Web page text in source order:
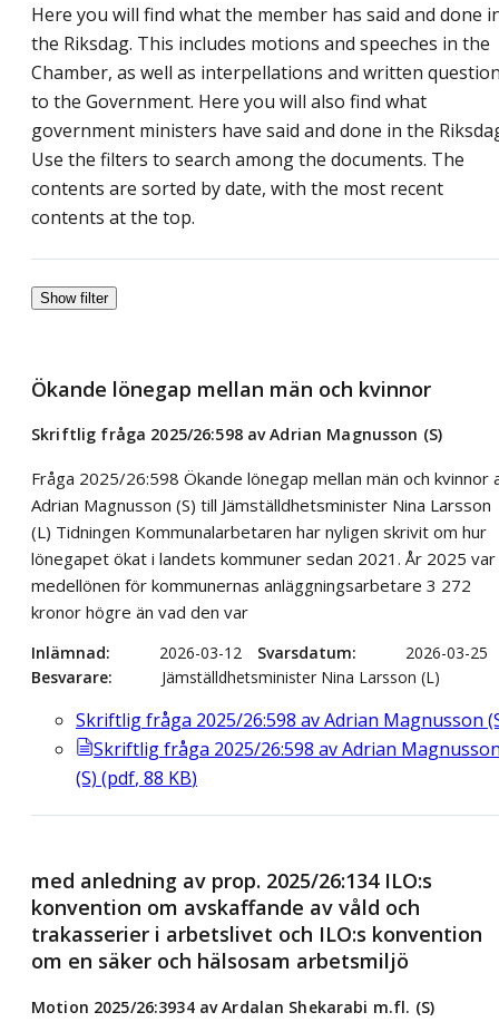
Here you will find what the member has said and done
the Riksdag. This includes motions and speeches in the
Chamber, as well as interpellations and written
to the Government. Here you will also find what
government ministers have said and done in the
Use the filters to search among the documents. The
contents are sorted by date, with the most recent
contents at the top.
Show filter
Ökande lönegap mellan män och kvinnor
Skriftlig fråga 2025/26:598 av Adrian Magnusson (S)
Fråga 2025/26:598 Ökande lönegap mellan män och kvinnor
Adrian Magnusson (S) till Jämställdhetsminister Nina Larsson
(L) Tidningen Kommunalarbetaren har nyligen skrivit om hur
lönegapet ökat i landets kommuner sedan 2021. År 2025 var
medellönen för kommunernas anläggningsarbetare 3 272
kronor högre än vad den var
Inlämnad 2026-03-12 Svarsdatum
2026-03-25
Besvarare
Jämställdhetsminister Nina Larsson (L)
Skriftlig fråga 2025/26:598 av Adrian Magnusson
Skriftlig fråga 2025/26:598 av Adrian
(S) (pdf, 88 KB)
med anledning av prop. 2025/26:134 ILO:s
konvention om avskaffande av våld och
trakasserier i arbetslivet och ILO:s konvention
om en säker och hälsosam arbetsmiljö
Motion 2025/26:3934 av Ardalan Shekarabi m.fl. (S)